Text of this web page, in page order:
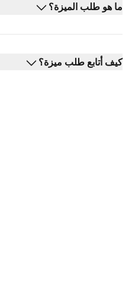
ما هو طلب الميزة؟
كيف أتابع طلب ميزة؟